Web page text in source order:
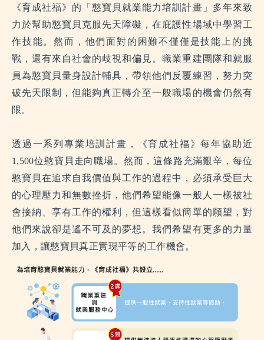
《育成社福》的「憨寶貝就業能力培訓計畫」多年來致
力於幫助憨寶貝克服先天障礙，在庇護性場域中學習工
作技能。然而，他們面對的困難不僅僅是技能上的挑
戰，還有來自社會的歧視和偏見。職業重建團隊和就服
員為憨寶貝量身設計輔具，帶領他們反覆練習，努力突
破先天限制，但能夠真正轉介至一般職場的機會仍然有
限。
透過一系列專業培訓計畫，《育成社福》每年協助近
1,500位憨寶貝走向職場。然而，這條路充滿艱辛，每位
憨寶貝在追求自我價值與工作的過程中，必須承受巨大
的心理壓力和無數挫折，他們希望能像一般人一樣被社
會接納、享有工作的權利，但這樣看似簡單的願望，對
他們來說卻是遙不可及的夢想。我們希望有更多的力量
加入，讓憨寶貝真正實現平等的工作機會。